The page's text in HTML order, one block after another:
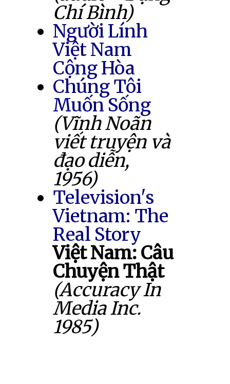
Chí Bình)
Người Lính
Việt Nam
Cộng Hòa
Chúng Tôi
Muốn Sống
(Vĩnh Noãn
viết truyện và
đạo diễn,
1956)
Television's
Vietnam: The
Real Story
Việt Nam: Câu
Chuyện Thật
(Accuracy In
Media Inc.
1985)